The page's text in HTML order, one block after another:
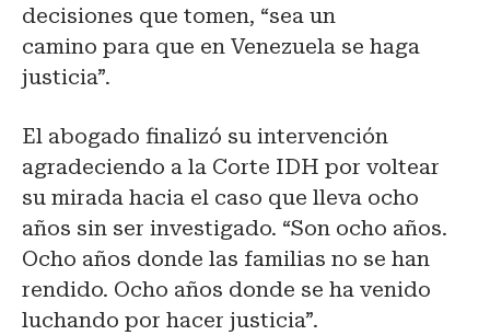
decisiones que tomen, “sea un
camino para que en Venezuela se haga
justicia”.
El abogado finalizó su intervención
agradeciendo a la Corte IDH por voltear
su mirada hacia el caso que lleva ocho
años sin ser investigado. “Son ocho años.
Ocho años donde las familias no se han
rendido. Ocho años donde se ha venido
luchando por hacer justicia”.